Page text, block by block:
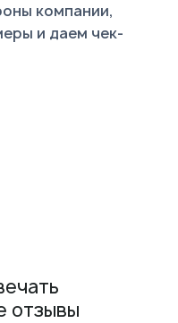
компании,
и даем чек-
отзывы